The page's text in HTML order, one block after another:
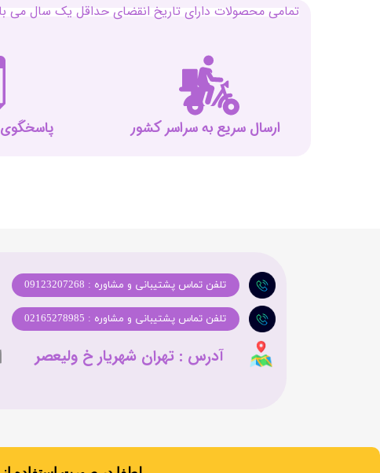
تمامی محصولات دارای تاریخ انقضای حداقل یک سال می
پاسخگوی شما ارسال سریع به سراسر کشور
تلفن تماس پشتیبانی و مشاوره : 09123207268
تلفن تماس پشتیبانی و مشاوره : 02165278985